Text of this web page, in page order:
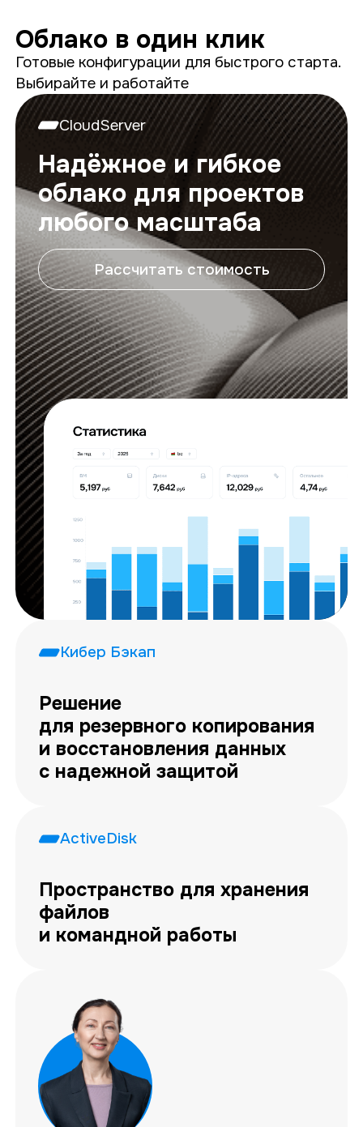
Облако в один клик
Готовые конфигурации для быстрого старта.
Выбирайте и работайте
CloudServer
Надёжное и гибкое
облако для проектов
любого масштаба
Рассчитать стоимость
Кибер Бэкап
Решение
для резервного копирования
и восстановления данных
с надежной защитой
ActiveDisk
Пространство для хранения
файлов
и командной работы